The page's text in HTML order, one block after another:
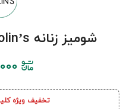
شومیز زنانه Colin’s کد CL1079388
تخفیف ویژه